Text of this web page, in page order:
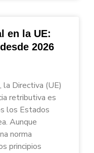
en la UE:
2026
Directiva (UE)
retributiva es
los Estados
Aunque
norma
principios